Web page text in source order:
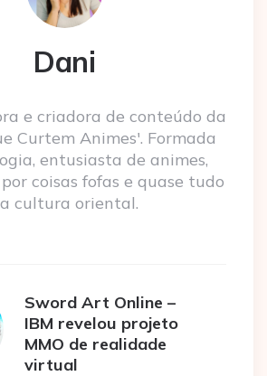
Dani
e criadora de conteúdo da
Curtem Animes'. Formada
entusiasta de animes,
coisas fofas e quase tudo
cultura oriental.
Sword Art Online –
IBM revelou projeto
MMO de realidade
virtual